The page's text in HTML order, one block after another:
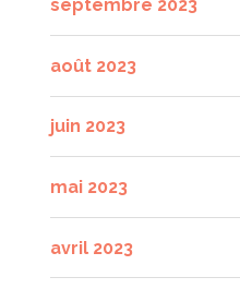
septembre 2023
août 2023
juin 2023
mai 2023
avril 2023